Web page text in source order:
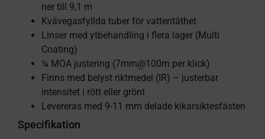
ner till 9,1 m
Kvävegasfyllda tuber för vattentäthet
Linser med ytbehandling i flera lager (Multi
Coating)
¼ MOA justering (7mm@100m per klick)
Finns med belyst riktmedel (IR) – justerbar
intensitet i rött eller grönt
Levereras med 9-11 mm delade kikarsiktesfästen
Specifikation